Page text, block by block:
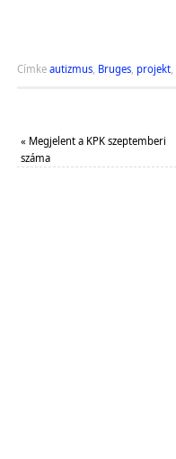
Címke autizmus, Bruges, projekt,
« Megjelent a KPK szeptemberi
száma